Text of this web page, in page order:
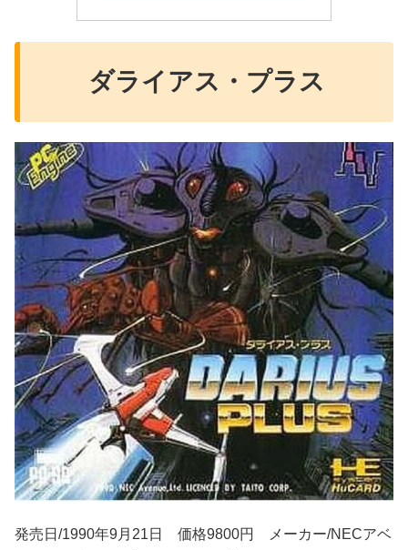
ダライアス・プラス
発売日/1990年9月21日 価格9800円 メーカー/NECアベ